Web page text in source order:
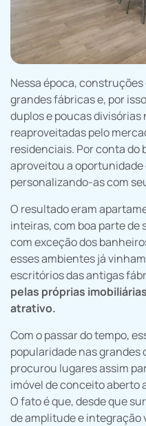
Nessa época,
grandes fábricas e, por
duplos e poucas divisórias
reaproveitadas pelo
residenciais. Por conta
aproveitou a
personalizando-as com
O resultado eram
inteiras, com boa parte
com exceção dos
esses ambientes já
escritórios das antigas
pelas próprias
atrativo.
Com o passar do tempo,
popularidade nas
procurou lugares assim
imóvel de conceito aberto
O fato é que, desde que
de amplitude e integração